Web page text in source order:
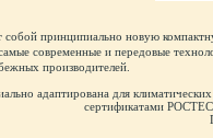
принципиально новую
современные и передовые
производителей.
адаптирована для
сертификатами